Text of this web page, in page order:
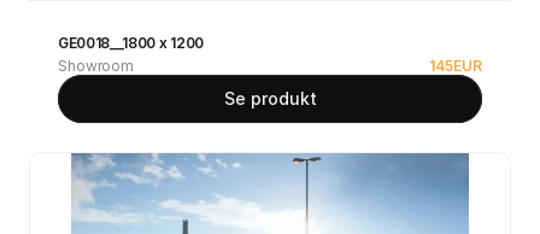
GE0018__1800 x 1200
Showroom
145EUR
Se produkt